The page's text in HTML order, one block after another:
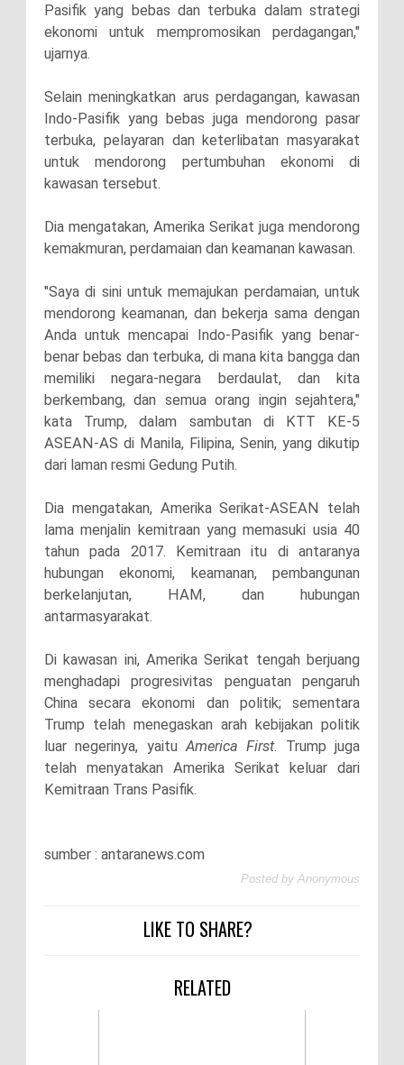
Pasifik yang bebas dan terbuka dalam strategi
ekonomi untuk mempromosikan perdagangan,"
ujarnya.
Selain meningkatkan arus perdagangan, kawasan
Indo-Pasifik yang bebas juga mendorong pasar
terbuka, pelayaran dan keterlibatan masyarakat
untuk mendorong pertumbuhan ekonomi di
kawasan tersebut.
Dia mengatakan, Amerika Serikat juga mendorong
kemakmuran, perdamaian dan keamanan kawasan.
"Saya di sini untuk memajukan perdamaian, untuk
mendorong keamanan, dan bekerja sama dengan
Anda untuk mencapai Indo-Pasifik yang benar-
benar bebas dan terbuka, di mana kita bangga dan
memiliki negara-negara berdaulat, dan kita
berkembang, dan semua orang ingin sejahtera,"
kata Trump, dalam sambutan di KTT KE-5
ASEAN-AS di Manila, Filipina, Senin, yang dikutip
dari laman resmi Gedung Putih.
Dia mengatakan, Amerika Serikat-ASEAN telah
lama menjalin kemitraan yang memasuki usia 40
tahun pada 2017. Kemitraan itu di antaranya
hubungan ekonomi, keamanan, pembangunan
berkelanjutan, HAM, dan hubungan
antarmasyarakat.
Di kawasan ini, Amerika Serikat tengah berjuang
menghadapi progresivitas penguatan pengaruh
China secara ekonomi dan politik; sementara
Trump telah menegaskan arah kebijakan politik
luar negerinya, yaitu America First. Trump juga
telah menyatakan Amerika Serikat keluar dari
Kemitraan Trans Pasifik.
sumber : antaranews.com
Posted by Anonymous
LIKE TO SHARE?
RELATED